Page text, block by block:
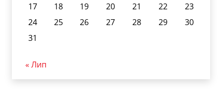
17
18 19 20 21 22
23
24
25 26 27 28 29
30
31
« Лип